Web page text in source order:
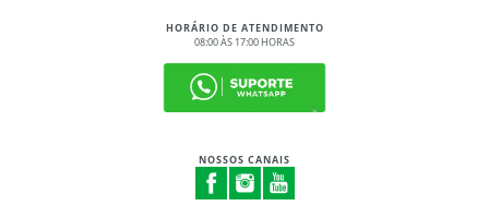
HORÁRIO DE ATENDIMENTO
08:00 ÀS 17:00 HORAS
NOSSOS CANAIS